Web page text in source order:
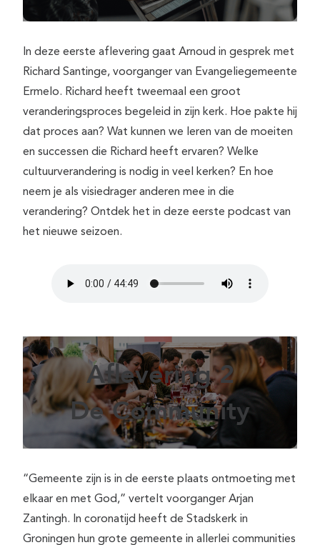
In deze eerste aflevering gaat Arnoud in gesprek met
Richard Santinge, voorganger van Evangeliegemeente
Ermelo. Richard heeft tweemaal een groot
veranderingsproces begeleid in zijn kerk. Hoe pakte hij
dat proces aan? Wat kunnen we leren van de moeiten
en successen die Richard heeft ervaren? Welke
cultuurverandering is nodig in veel kerken? En hoe
neem je als visiedrager anderen mee in die
verandering? Ontdek het in deze eerste podcast van
het nieuwe seizoen.
Aflevering 2
De Community
“Gemeente zijn is in de eerste plaats ontmoeting met
elkaar en met God,” vertelt voorganger Arjan
Zantingh. In coronatijd heeft de Stadskerk in
Groningen hun grote gemeente in allerlei communities